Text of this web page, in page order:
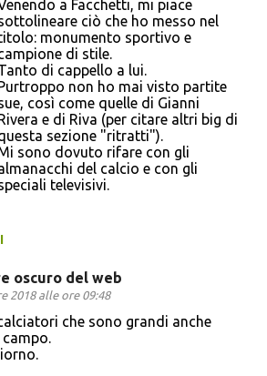
a Facchetti, mi piace
ciò che ho messo nel
monumento sportivo e
di stile.
di cappello a lui.
non ho mai visto partite
così come quelle di Gianni
e di Riva (per citare altri big di
sezione "ritratti").
sono dovuto rifare con gli
del calcio e con gli
televisivi.
oscuro del web
2018 alle ore 09:48
che sono grandi anche